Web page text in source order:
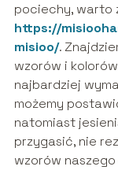
pociechy, warto
https://
misioo/.
wzorów i
najbardziej
możemy
natomiast
przygasić, nie
wzorów